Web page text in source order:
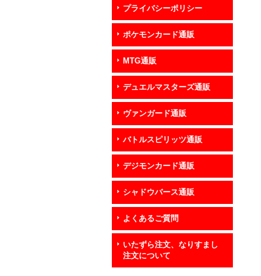
プライバシーポリシー
ポケモンカード通販
MTG通販
デュエルマスターズ通販
ヴァンガード通販
バトルスピリッツ通販
デジモンカード通販
シャドウバース通販
よくあるご質問
いたずら注文、なりすまし
注文について